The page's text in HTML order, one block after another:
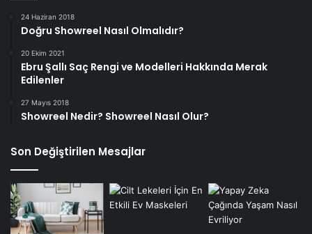
24 Haziran 2018
Doğru Showreel Nasıl Olmalıdır?
20 Ekim 2021
Ebru Şallı Saç Rengi ve Modelleri Hakkında Merak
Edilenler
27 Mayıs 2018
Showreel Nedir? Showreel Nasıl Olur?
Son Değiştirilen Mesajlar